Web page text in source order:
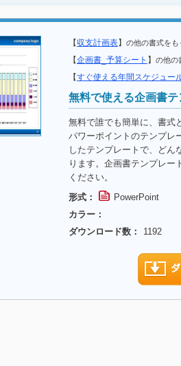
【収支計画表】 の他の書式をも
【企画書_予算シート 】 の他の
【すぐ使える年間スケジュー
無料で使える企画書
無料で誰でも簡単に、書式
パワーポイントのテンプレ
したテンプレートで、どん
ります。企画書テンプレー
ください。
形式：
PowerPoint
カラー：
ダウンロード数：
1192